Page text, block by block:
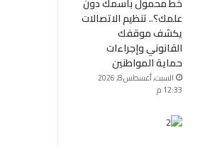
علمك؟.. تنظيم الاتصالات
يكشف موقفك
القانوني وإجراءات
حماية المواطنين
السبت, أغسطس 8, 2026
12:33 م